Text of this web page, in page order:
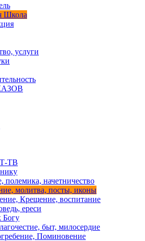
Школа
услуги
ТВ
полемика, начетничество
молитва, посты, иконы
Крещение, воспитание
ереси
Богу
быт, милосердие
Поминовение